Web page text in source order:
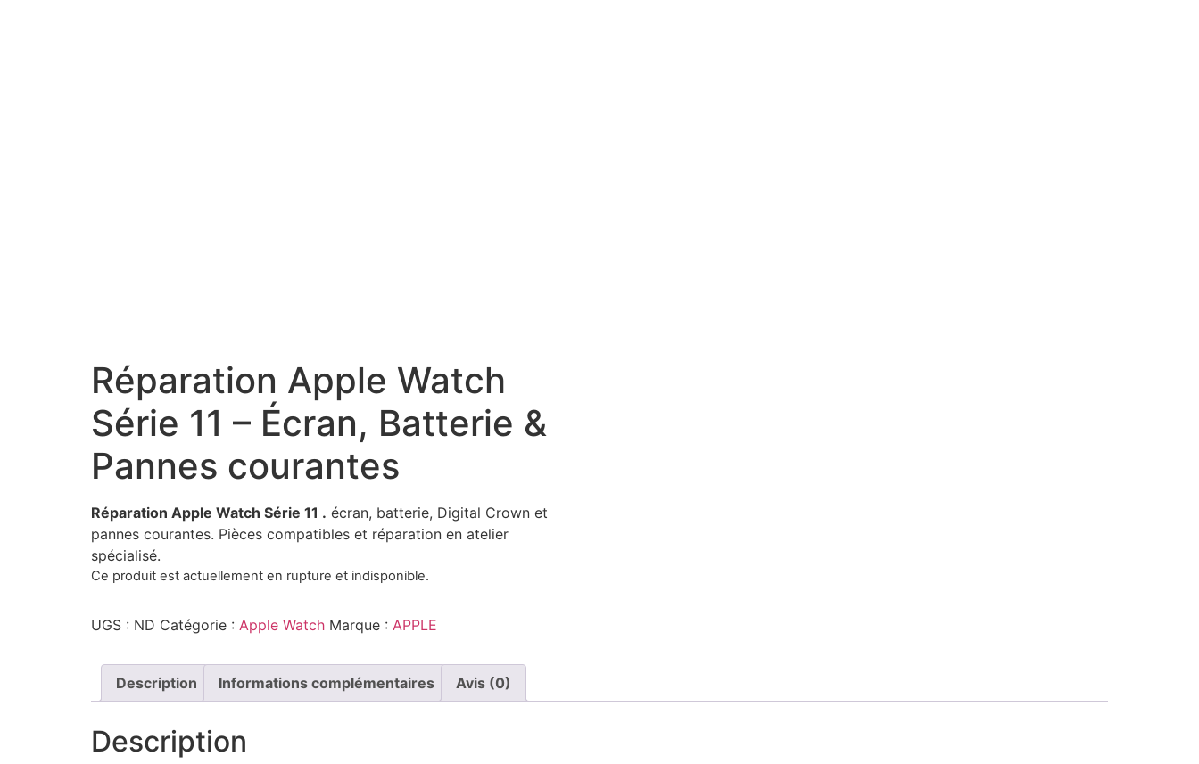
Réparation Apple Watch
Série 11 – Écran, Batterie &
Pannes courantes
Réparation Apple Watch Série 11 . écran, batterie, Digital Crown et
pannes courantes. Pièces compatibles et réparation en atelier
spécialisé.
Ce produit est actuellement en rupture et indisponible.
UGS : ND Catégorie : Apple Watch Marque : APPLE
Description Informations complémentaires Avis (0)
Description